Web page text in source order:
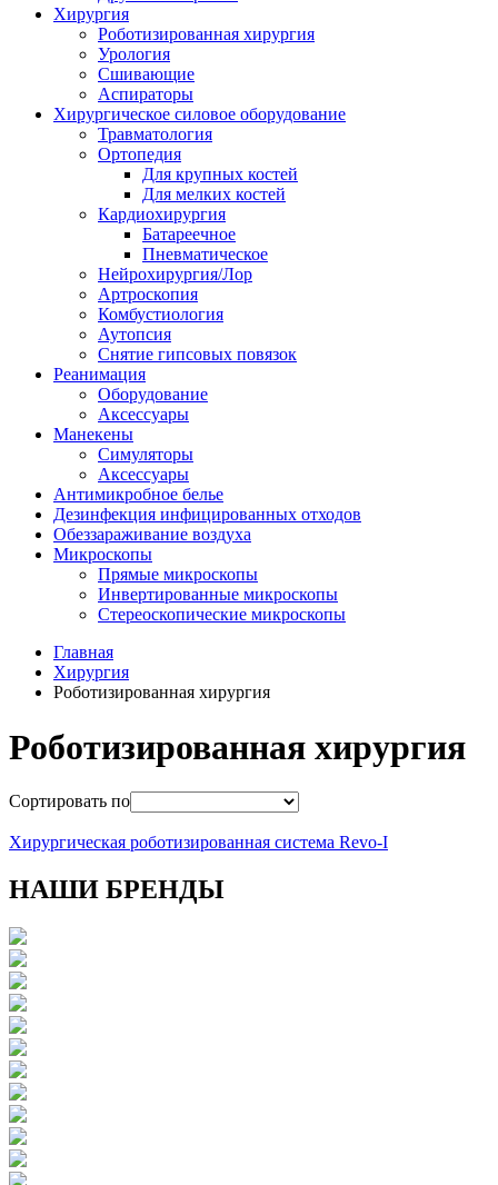
Хирургия
Роботизированная хирургия
Урология
Сшивающие
Аспираторы
Хирургическое силовое оборудование
Травматология
Ортопедия
Для крупных костей
Для мелких костей
Кардиохирургия
Батареечное
Пневматическое
Нейрохирургия/Лор
Артроскопия
Комбустиология
Аутопсия
Снятие гипсовых повязок
Реанимация
Оборудование
Аксессуары
Манекены
Симуляторы
Аксессуары
Антимикробное белье
Дезинфекция инфицированных отходов
Обеззараживание воздуха
Микроскопы
Прямые микроскопы
Инвертированные микроскопы
Стереоскопические микроскопы
Главная
Хирургия
Роботизированная хирургия
Роботизированная хирургия
Сортировать по
Хирургическая роботизированная система Revo-I
НАШИ БРЕНДЫ